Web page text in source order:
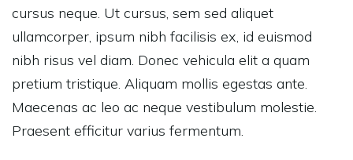
cursus neque. Ut cursus, sem sed aliquet
ullamcorper, ipsum nibh facilisis ex, id euismod
nibh risus vel diam. Donec vehicula elit a quam
pretium tristique. Aliquam mollis egestas ante.
Maecenas ac leo ac neque vestibulum molestie.
Praesent efficitur varius fermentum.